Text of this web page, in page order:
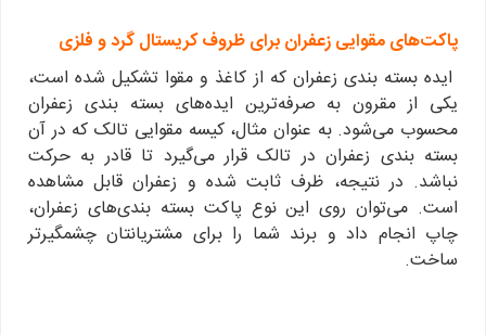
پاکت‌های مقوایی زعفران برای ظروف کریستال گرد و فلزی
ایده بسته بندی زعفران که از کاغذ و مقوا تشکیل شده است،
یکی از مقرون به صرفه‌ترین ایده‌های بسته بندی زعفران
محسوب می‌شود. به عنوان مثال، کیسه مقوایی تالک که در آن
بسته بندی زعفران در تالک قرار می‌گیرد تا قادر به حرکت
نباشد. در نتیجه، ظرف ثابت شده و زعفران قابل مشاهده
است. می‌توان روی این نوع پاکت بسته بندی‌های زعفران،
چاپ انجام داد و برند شما را برای مشتریانتان چشمگیرتر
ساخت.